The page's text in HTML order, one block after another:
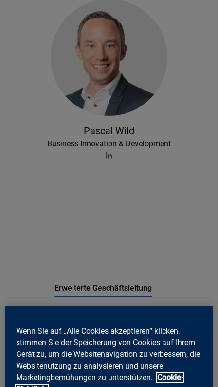
Pascal Wild
Business Innovation & Development
Erweiterte Geschäftsleitung
Wenn Sie auf „Alle Cookies akzeptieren“ klicken,
stimmen Sie der Speicherung von Cookies auf Ihrem
Gerät zu, um die Websitenavigation zu verbessern, die
Websitenutzung zu analysieren und unsere
Marketingbemühungen zu unterstützen. Cookie-